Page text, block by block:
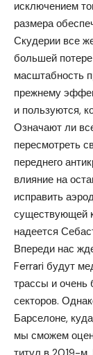
исключением
размера
Скудерии все
большей
масштабность
прежнему
и пользуются,
Означают ли
пересмотреть
переднего
влияние на
исправить
существующей
надеется
Впереди нас
Ferrari будут
трассы и очень
секторов.
Барселоне,
мы сможем